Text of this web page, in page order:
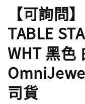
【可詢問
TABLE
WHT 黑色
司貨